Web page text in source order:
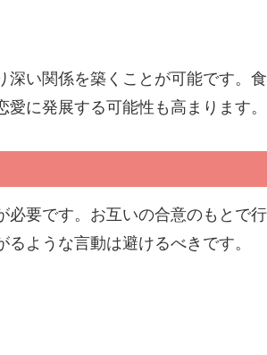
い関係を築くことが可能です。
に発展する可能性も高まります。
必要です。お互いの合意のもとで
ような言動は避けるべきです。